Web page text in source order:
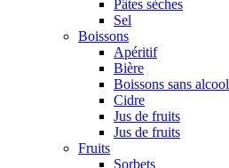
Pâtes sèches
Sel
Boissons
Apéritif
Bière
Boissons sans alcool
Cidre
Jus de fruits
Jus de fruits
Fruits
Sorbets